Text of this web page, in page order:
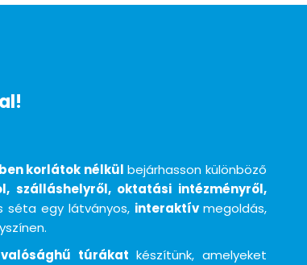
korlátok nélkül bejárhasson különböző
szálláshelyről, oktatási intézményről,
séta egy látványos, interaktív megoldás,
túrákat készítünk, amelyeket